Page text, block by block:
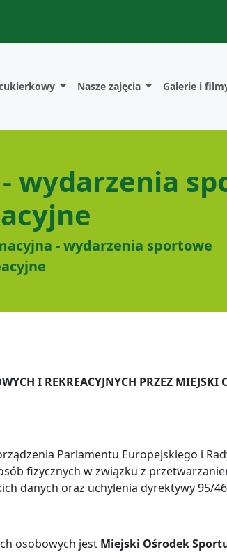
Nasze zajęcia Galerie i
wydarzenia
- wydarzenia sportowe
I REKREACYJNYCH PRZEZ MIEJSKI
Parlamentu Europejskiego i
fizycznych w związku z
danych oraz uchylenia dyrektywy 95/
osobowych jest Miejski Ośrodek